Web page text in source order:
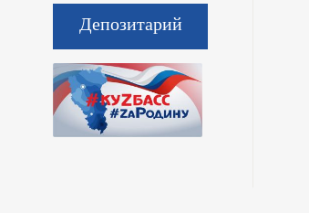
Депозитарий